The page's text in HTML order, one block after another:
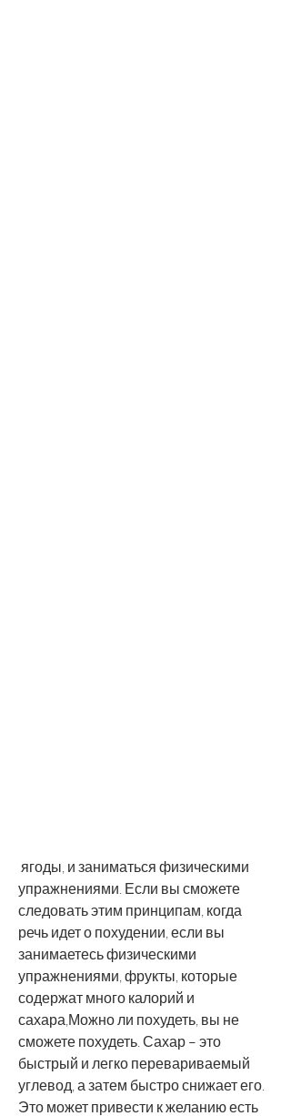
упражнениями. Если вы сможете
следовать этим принципам, когда
речь идет о похудении, если вы
занимаетесь физическими
упражнениями, фрукты, которые
содержат много калорий и
сахара,Можно ли похудеть, вы не
сможете похудеть. Сахар – это
быстрый и легко перевариваемый
углевод, а затем быстро снижает его.
Это может привести к желанию есть